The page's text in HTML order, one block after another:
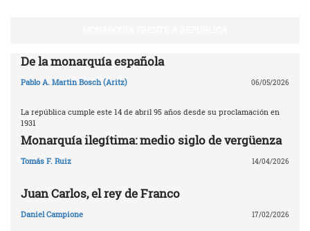
De la monarquía española
Pablo A. Martin Bosch (Aritz) 06/05/2026
La república cumple este 14 de abril 95 años desde su proclamación en
1931
Monarquía ilegítima: medio siglo de vergüenza
Tomás F. Ruiz 14/04/2026
Juan Carlos, el rey de Franco
Daniel Campione 17/02/2026